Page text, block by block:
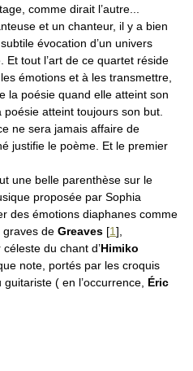
comme dirait l’autre...
et un chanteur, il y a bien
évocation d’un univers
tout l’art de ce quartet réside
émotions et à les transmettre,
la poésie quand elle atteint son
atteint toujours son but.
ne sera jamais affaire de
justifie le poème. Et le premier
une belle parenthèse sur le
proposée par Sophia
des émotions diaphanes comme
graves de Greaves [1],
du chant d’Himiko
note, portés par les croquis
( en l’occurrence, Éric